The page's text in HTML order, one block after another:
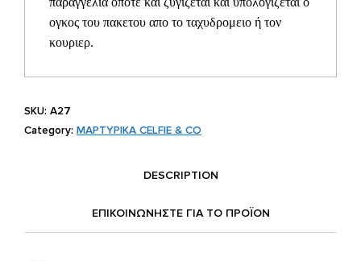
ογκος του πακετου απο το ταχυδρομειο ή τον
κουριερ.
SKU: A27
Category: ΜΑΡΤΥΡΙΚΑ CELFIE & CO
DESCRIPTION
ΕΠΙΚΟΙΝΩΝΗΣΤΕ ΓΙΑ ΤΟ ΠΡΟΪOΝ